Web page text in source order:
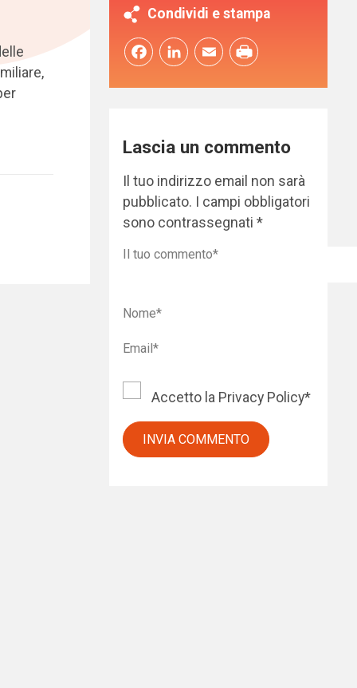
Condividi e stampa
FacebookLinkedInEmail
Lascia un commento
Il tuo indirizzo email non sarà
pubblicato. I campi obbligatori
sono contrassegnati*
Accetto la Privacy Policy*